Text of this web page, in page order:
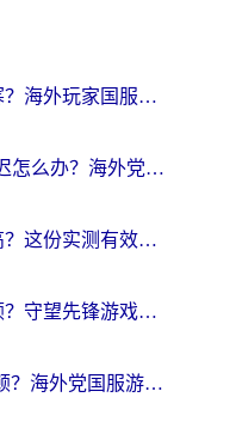
国外可不可以打逆水寒？海外玩家国服畅玩终极指南（附漫威荒野乱斗加速方案）
在国外玩拳皇98OL延迟怎么办？海外党亲测有效的低延迟指南
国外打地铁逃生延迟高？这份实测有效的低延迟指南帮你吃鸡
海外玩守望先锋总卡顿？守望先锋游戏加速器在哪里买&避坑指南（附欧洲非洲游戏实测）
台湾怎么玩光·遇不卡顿？海外党国服游戏加速终极攻略（附实测体验）